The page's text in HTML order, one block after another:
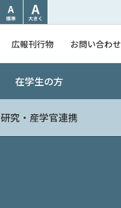
広報刊行物 お問い合わせ
在学生の方
研究・産学官連携